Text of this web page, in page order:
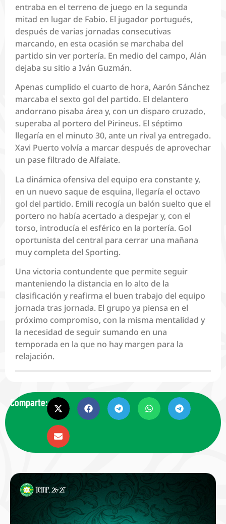
entraba en el terreno de juego en la segunda
mitad en lugar de Fabio. El jugador portugués,
después de varias jornadas consecutivas
marcando, en esta ocasión se marchaba del
partido sin ver portería. En medio del campo, Alán
dejaba su sitio a Iván Guzmán.
Apenas cumplido el cuarto de hora, Aarón Sánchez
marcaba el sexto gol del partido. El delantero
andorrano pisaba área y, con un disparo cruzado,
superaba al portero del Pirineus. El séptimo
llegaría en el minuto 30, ante un rival ya entregado.
Xavi Puerto volvía a marcar después de aprovechar
un pase filtrado de Alfaiate.
La dinámica ofensiva del equipo era constante y,
en un nuevo saque de esquina, llegaría el octavo
gol del partido. Emili recogía un balón suelto que el
portero no había acertado a despejar y, con el
torso, introducía el esférico en la portería. Gol
oportunista del central para cerrar una mañana
muy completa del Sporting.
Una victoria contundente que permite seguir
manteniendo la distancia en lo alto de la
clasificación y reafirma el buen trabajo del equipo
jornada tras jornada. El grupo ya piensa en el
próximo compromiso, con la misma mentalidad y
la necesidad de seguir sumando en una
temporada en la que no hay margen para la
relajación.
Comparte: